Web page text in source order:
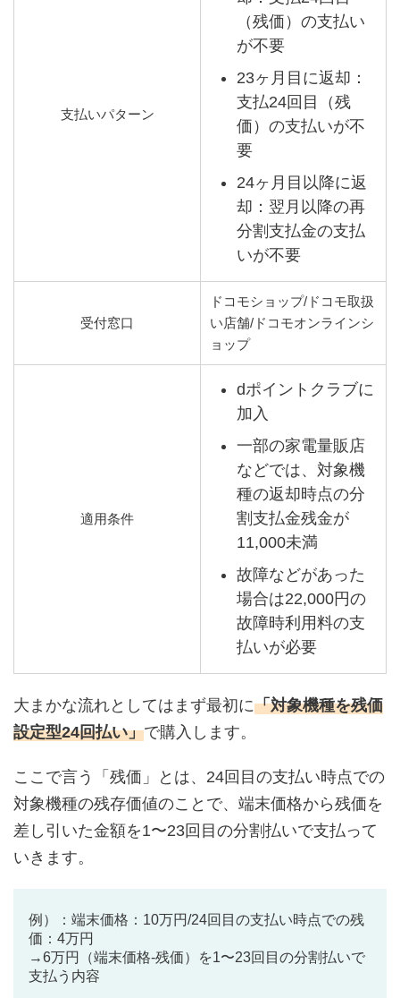
支払いパターン
（残価）の支払い
が不要
23ヶ月目に返却：
支払24回目（残
価）の支払いが不
要
24ヶ月目以降に返
却：翌月以降の再
分割支払金の支払
いが不要
受付窓口
ドコモショップ/ドコモ取扱
い店舗/ドコモオンラインシ
ョップ
適用条件
dポイントクラブに
加入
一部の家電量販店
などでは、対象機
種の返却時点の分
割支払金残金が
11,000未満
故障などがあった
場合は22,000円の
故障時利用料の支
払いが必要
大まかな流れとしてはまず最初に「対象機種を残価
設定型24回払い」で購入します。
ここで言う「残価」とは、24回目の支払い時点での
対象機種の残存価値のことで、端末価格から残価を
差し引いた金額を1〜23回目の分割払いで支払って
いきます。
例）：端末価格：10万円/24回目の支払い時点での残
価：4万円
→6万円（端末価格-残価）を1〜23回目の分割払いで
支払う内容